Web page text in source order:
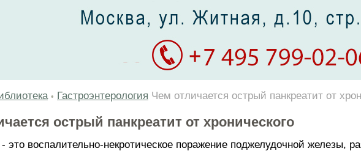
• Гастроэнтерология Чем отличается острый панкреатит от
острый панкреатит от хронического
- это воспалительно-некротическое поражение поджелудочной железы,